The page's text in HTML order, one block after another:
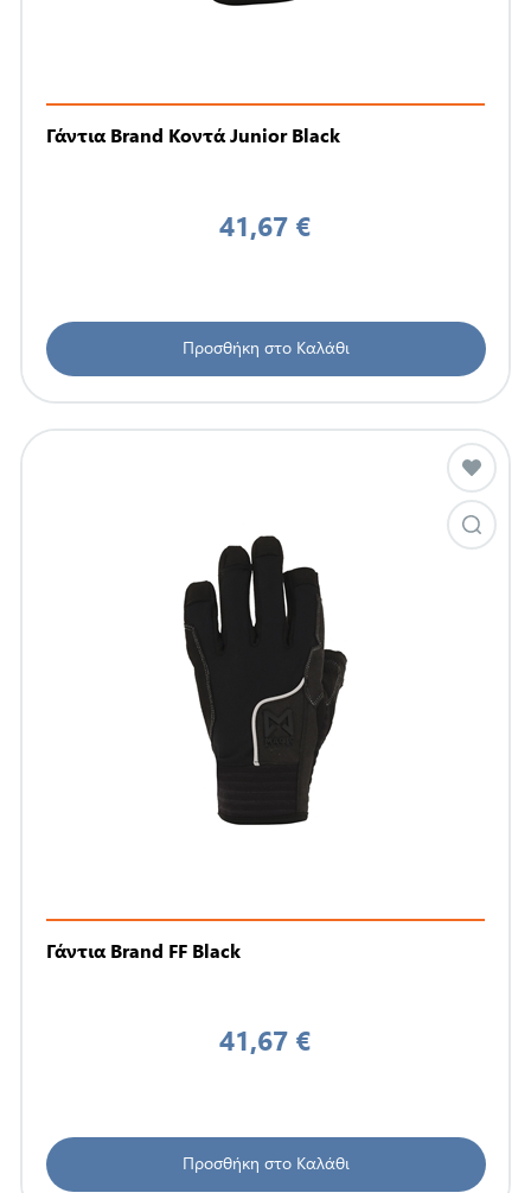
Γάντια Brand Κοντά Junior Black
41,67 €
Προσθήκη στο Καλάθι
Γάντια Brand FF Black
41,67 €
Προσθήκη στο Καλάθι